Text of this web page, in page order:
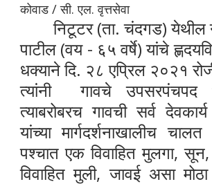
कोवाड / सी. एल. वृत्तसेवा
निटूटर (ता. चंदगड) येथील
पाटील (वय - ६५ वर्षे) यांचे
धक्याने दि. २८ एप्रिल २०२१
त्यांनी गावचे उपसरपंचपद
त्याबरोबरच गावची सर्व
यांच्या मार्गदर्शनाखालीच चालत
पश्चात एक विवाहित मुलगा,
विवाहित मुली, जावई असा